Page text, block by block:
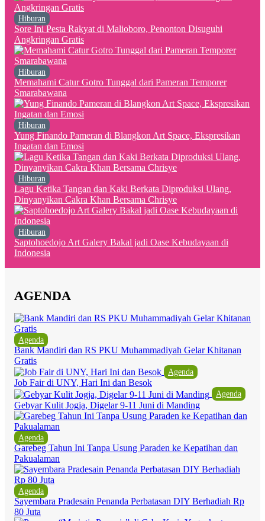
Hiburan
Sore Ini Pesta Rakyat di Malioboro, Penonton Disuguhi
Angkringan Gratis
Hiburan
Memahami Catur Gotro Tunggal dari Pameran Temporer
Smarabawana
Hiburan
Yung Finando Pameran di Blangkon Art Space, Ekspresikan
Ingatan dan Emosi
Hiburan
Lagu Ketika Tangan dan Kaki Berkata Diproduksi Ulang,
Dinyanyikan Cakra Khan Bersama Chrisye
Hiburan
Saptohoedojo Art Galery Bakal jadi Oase Kebudayaan di
Indonesia
AGENDA
Agenda
Bank Mandiri dan RS PKU Muhammadiyah Gelar Khitanan
Gratis
Agenda
Job Fair di UNY, Hari Ini dan Besok
Agenda
Gebyar Kulit Jogja, Digelar 9-11 Juni di Manding
Agenda
Garebeg Tahun Ini Tanpa Usung Paraden ke Kepatihan dan
Pakualaman
Agenda
Sayembara Pradesain Penanda Perbatasan DIY Berhadiah Rp
80 Juta